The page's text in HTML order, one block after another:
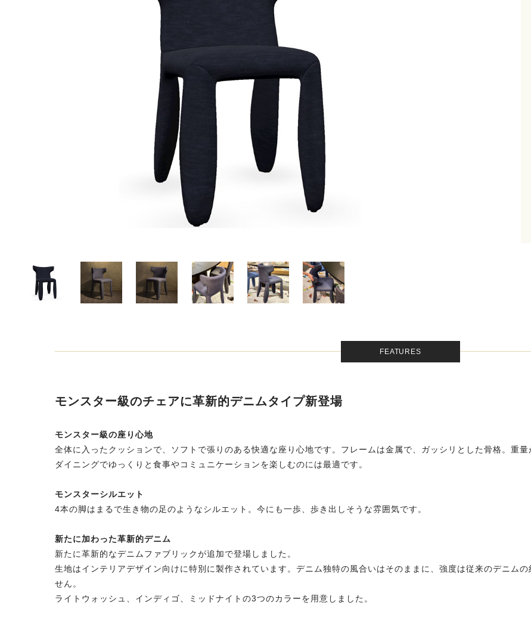
FEATURES
モンスター級のチェアに革新的デニムタイプ新登場
モンスター級の座り心地
全体に入ったクッションで、ソフトで張りのある快適な座り心地です。フレームは金属で、ガッシリとした骨格。重量
ダイニングでゆっくりと食事やコミュニケーションを楽しむのには最適です。
モンスターシルエット
4本の脚はまるで生き物の足のようなシルエット。今にも一歩、歩き出しそうな雰囲気です。
新たに加わった革新的デニム
新たに革新的なデニムファブリックが追加で登場しました。
生地はインテリアデザイン向けに特別に製作されています。デニム独特の風合いはそのままに、強度は従来のデニム
せん。
ライトウォッシュ、インディゴ、ミッドナイトの3つのカラーを用意しました。